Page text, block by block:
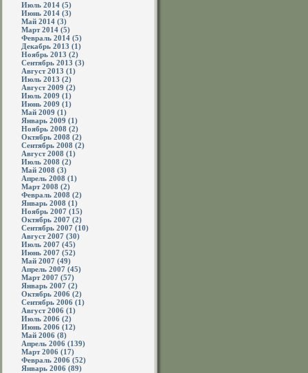
Июль 2014 (5)
Июнь 2014 (3)
Май 2014 (3)
Март 2014 (5)
Февраль 2014 (5)
Декабрь 2013 (1)
Ноябрь 2013 (2)
Сентябрь 2013 (3)
Август 2013 (1)
Июль 2013 (2)
Август 2009 (2)
Июль 2009 (1)
Июнь 2009 (1)
Май 2009 (1)
Январь 2009 (1)
Ноябрь 2008 (2)
Октябрь 2008 (2)
Сентябрь 2008 (2)
Август 2008 (1)
Июль 2008 (2)
Май 2008 (3)
Апрель 2008 (1)
Март 2008 (2)
Февраль 2008 (2)
Январь 2008 (1)
Ноябрь 2007 (15)
Октябрь 2007 (2)
Сентябрь 2007 (10)
Август 2007 (30)
Июль 2007 (45)
Июнь 2007 (52)
Май 2007 (49)
Апрель 2007 (45)
Март 2007 (57)
Январь 2007 (2)
Октябрь 2006 (2)
Сентябрь 2006 (1)
Август 2006 (1)
Июль 2006 (2)
Июнь 2006 (12)
Май 2006 (8)
Апрель 2006 (139)
Март 2006 (17)
Февраль 2006 (52)
Январь 2006 (89)